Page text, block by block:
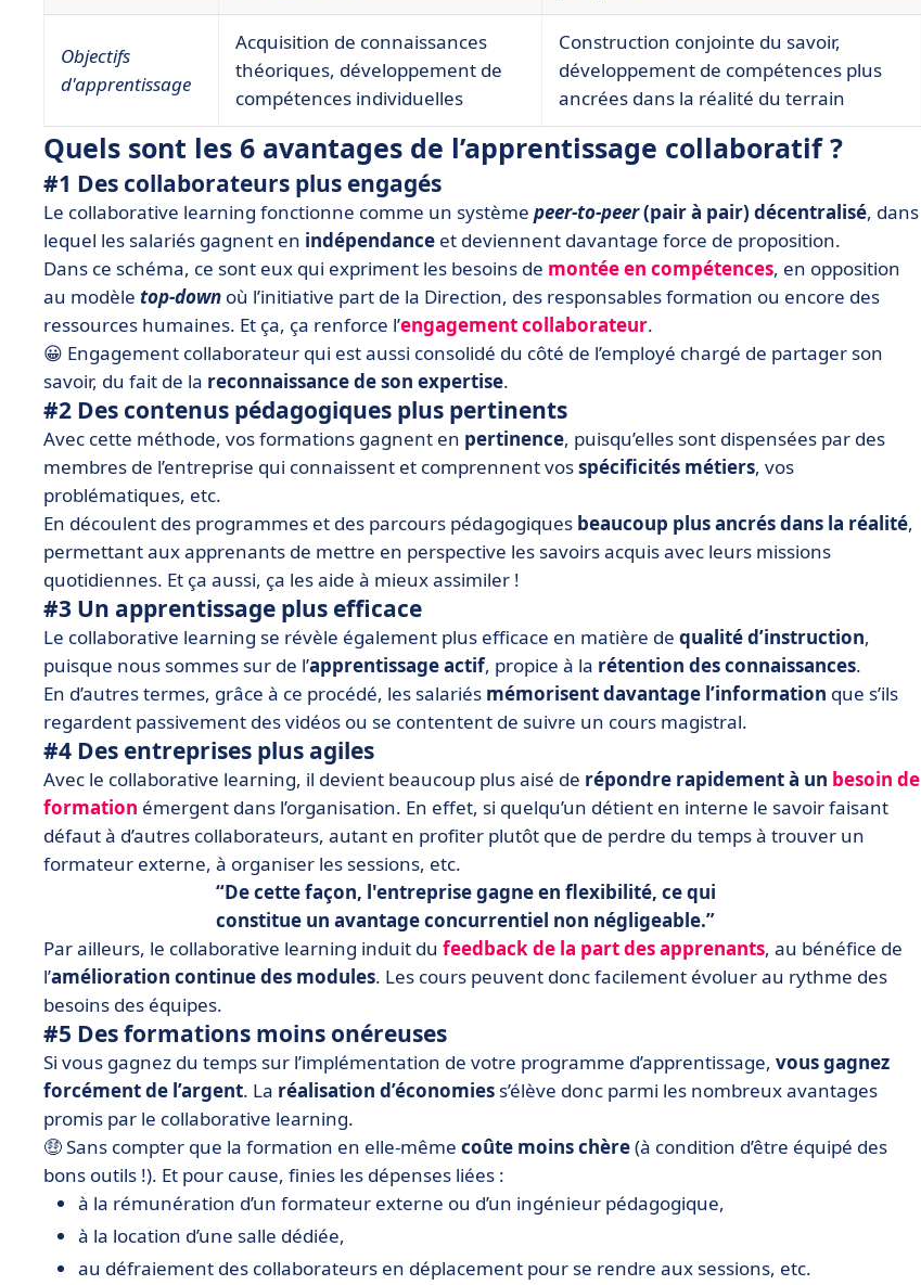
Objectifs
d'apprentissage
Acquisition de connaissances
théoriques, développement de
compétences individuelles
Construction conjointe du savoir,
développement de compétences plus
ancrées dans la réalité du terrain
Quels sont les 6 avantages de l’apprentissage collaboratif ?
#1 Des collaborateurs plus engagés
Le collaborative learning fonctionne comme un système peer-to-peer(pair à pair) décentralisé, dans
lequel les salariés gagnent en indépendance et deviennent davantage force de proposition.
Dans ce schéma, ce sont eux qui expriment les besoins de montée en compétences, en opposition
au modèle top-down où l’initiative part de la Direction, des responsables formation ou encore des
ressources humaines. Et ça, ça renforce l’engagement collaborateur.
😀 Engagement collaborateur qui est aussi consolidé du côté de l’employé chargé de partager son
savoir, du fait de la reconnaissance de son expertise.
#2 Des contenus pédagogiques plus pertinents
Avec cette méthode, vos formations gagnent en pertinence, puisqu’elles sont dispensées par des
membres de l’entreprise qui connaissent et comprennent vosspécificités métiers, vos
problématiques, etc.
En découlent des programmes et des parcours pédagogiques beaucoup plus ancrés dans la réalité,
permettant aux apprenants de mettre en perspective les savoirs acquis avec leurs missions
quotidiennes. Et ça aussi, ça les aide à mieux assimiler !
#3 Un apprentissage plus efficace
Le collaborative learning se révèle également plus efficace en matière de qualité d’instruction,
puisque nous sommes sur de l’apprentissage actif, propice à la rétention des connaissances.
En d’autres termes, grâce à ce procédé, les salariés mémorisent davantage l’information que s’ils
regardent passivement des vidéos ou se contentent de suivre un cours magistral.
#4 Des entreprises plus agiles
Avec le collaborative learning, il devient beaucoup plus aisé de répondre rapidement à un besoin de
formation émergent dans l’organisation. En effet, si quelqu’un détient en interne le savoir faisant
défaut à d’autres collaborateurs, autant en profiter plutôt que de perdre du temps à trouver un
formateur externe, à organiser les sessions, etc.
De cette façon, l'entreprise gagne en flexibilité, ce qui
constitue un avantage concurrentiel non négligeable.
Par ailleurs, le collaborative learning induit du feedback de la part des apprenants, au bénéfice de
l’amélioration continue des modules. Les cours peuvent donc facilement évoluer au rythme des
besoins des équipes.
#5 Des formations moins onéreuses
Si vous gagnez du temps sur l’implémentation de votre programme d’apprentissage, vous gagnez
forcément de l’argent. La réalisation d’économies s’élève donc parmi les nombreux avantages
promis par le collaborative learning.
🤑 Sans compter que la formation en elle-même coûte moins chère(à condition d’être équipé des
bons outils !). Et pour cause, finies les dépenses liées :
à la rémunération d’un formateur externe ou d’un ingénieur pédagogique,
à la location d’une salle dédiée,
au défraiement des collaborateurs en déplacement pour se rendre aux sessions, etc.